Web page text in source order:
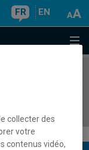
FR EN
collecter des
votre
contenus vidéo,